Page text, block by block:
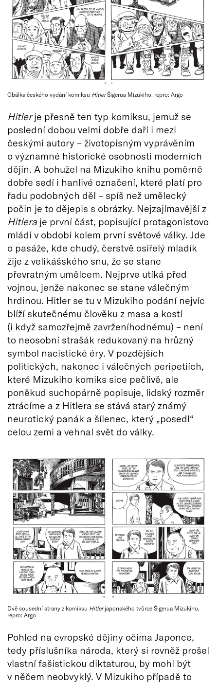
Obálka českého vydání komiksu HitlerŠigerua Mizukiho, repro: Argo
Hitlerje přesně ten typ komiksu, jemuž se
poslední dobou velmi dobře daří i mezi
českými autory – životopisným vyprávěním
o významné historické osobnosti moderních
dějin. A bohužel na Mizukiho knihu poměrně
dobře sedí i hanlivé označení, které platí pro
řadu podobných děl – spíš než umělecký
počin je to dějepis s obrázky. Nejzajímavější z
Hitlera je první část, popisující protagonistovo
mládí v období kolem první světové války. Jde
o pasáže, kde chudý, čerstvě osiřelý mladík
žije z velikášského snu, že se stane
převratným umělcem. Nejprve utíká před
vojnou, jenže nakonec se stane válečným
hrdinou. Hitler se tu v Mizukiho podání nejvíc
blíží skutečnému člověku z masa a kostí
(i když samozřejmě zavrženíhodnému) – není
to neosobní strašák redukovaný na hrůzný
symbol nacistické éry. V pozdějších
politických, nakonec i válečných peripetiích,
které Mizukiho komiks sice pečlivě, ale
poněkud suchopárně popisuje, lidský rozměr
ztrácíme a z Hitlera se stává starý známý
neurotický panák a šílenec, který „posedl“
celou zemi a vehnal svět do války.
Dvě sousední strany z komiksu Hitlerjaponského tvůrce Šigerua Mizukiho,
repro: Argo
Pohled na evropské dějiny očima Japonce,
tedy příslušníka národa, který si rovněž prošel
vlastní fašistickou diktaturou, by mohl být
v něčem neobvyklý. V Mizukiho případě to